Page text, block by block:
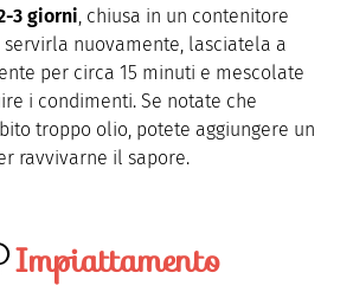
3 giorni , chiusa in un contenitore
nuovamente, lasciatela a
per circa 15 minuti e mescolate
i condimenti. Se notate che
troppo olio, potete aggiungere un
ravvivarne il sapore.
Impiattamento